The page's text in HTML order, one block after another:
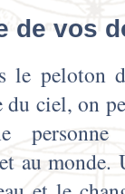
de vos
le peloton
ciel, on
au monde.